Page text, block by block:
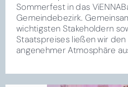
Sommerfest in das
Gemeindebezirk.
wichtigsten Stakeholdern
Staatspreises ließen wir
angenehmer Atmosphäre